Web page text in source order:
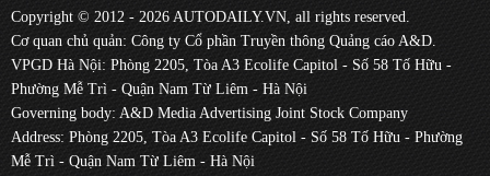
Copyright © 2012 - 2026 AUTODAILY.VN, all rights reserved.
Cơ quan chủ quản: Công ty Cổ phần Truyền thông Quảng cáo A&D.
VPGD Hà Nội: Phòng 2205, Tòa A3 Ecolife Capitol - Số 58 Tố Hữu -
Phường Mễ Trì - Quận Nam Từ Liêm - Hà Nội
Governing body: A&D Media Advertising Joint Stock Company
Address: Phòng 2205, Tòa A3 Ecolife Capitol - Số 58 Tố Hữu - Phường
Mễ Trì - Quận Nam Từ Liêm - Hà Nội